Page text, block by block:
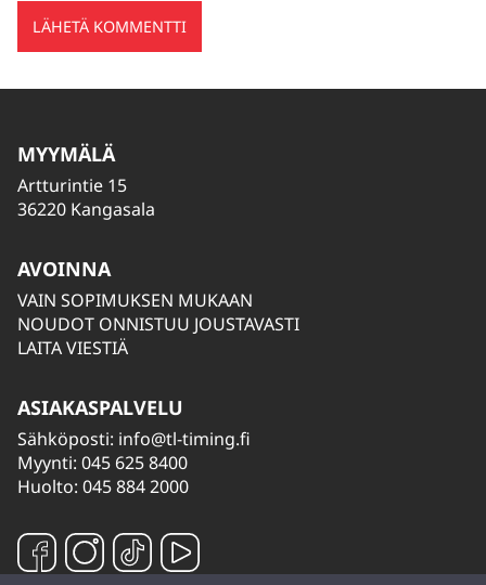
MYYMÄLÄ
Artturintie 15
36220 Kangasala
AVOINNA
VAIN SOPIMUKSEN MUKAAN
NOUDOT ONNISTUU JOUSTAVASTI
LAITA VIESTIÄ
ASIAKASPALVELU
Sähköposti: info@tl-timing.fi
Myynti: 045 625 8400
Huolto: 045 884 2000